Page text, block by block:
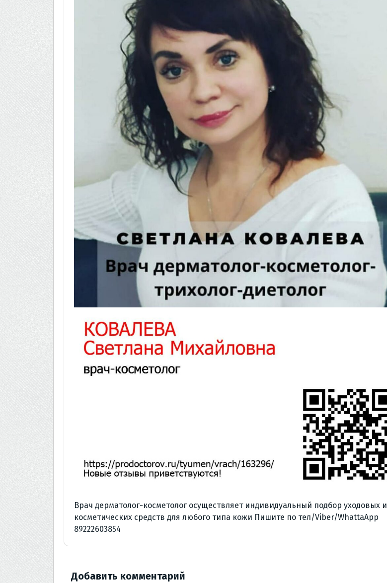
Врач дерматолог-косметолог осуществляет индивидуальный подбор уходовых и
косметических средств для любого типа кожи Пишите по тел/Viber/WhattaApp
89222603854
Добавить комментарий